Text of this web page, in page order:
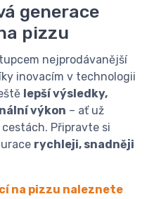
generace
pizzu
nejprodávanější
inovacím v technologii
lepší výsledky,
výkon – ať už
Připravte si
rychleji, snadněji
na pizzu naleznete